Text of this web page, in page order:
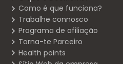
Como é que funciona?
Trabalhe connosco
Programa de afiliação
Torna-te Parceiro
Health points